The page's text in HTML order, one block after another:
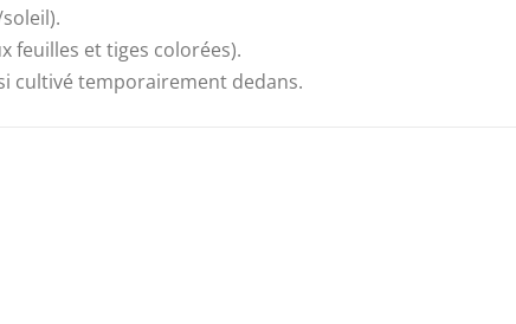
feuilles et tiges colorées).
cultivé temporairement dedans.